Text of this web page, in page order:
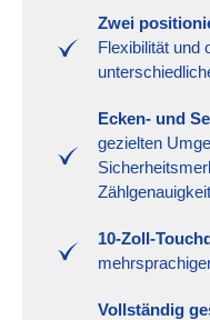
Zwei
Flexibilität und
Ecken- und
gezielten
10-Zoll-
Vollständig